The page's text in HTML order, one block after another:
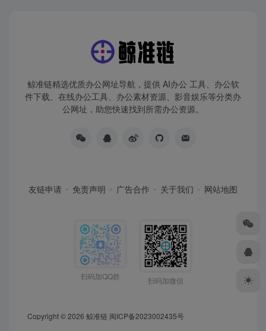
鲸准链精选优质办公网址导航，提供 AI办公 工具、办公软
件下载、在线办公工具、办公素材资源、影音娱乐等分类办
公网址，助您快速找到所需办公资源。
友链申请 免责声明 广告合作 关于我们 网站地图
扫码加QQ群 扫码加微信
Copyright © 2026 鲸准链 闽ICP备2023002435号